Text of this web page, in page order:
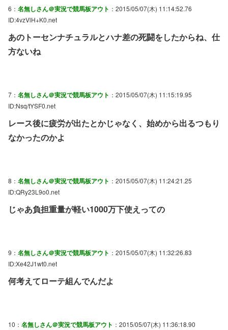
6： 名無しさん＠実況で競馬板アウト ：2015/05/07(木) 11:14:52.76
ID:4vzVlH+K0.net
あのトーセンナチュラルとハナ差の死闘をしたからね、仕
方ないね
7： 名無しさん＠実況で競馬板アウト ：2015/05/07(木) 11:15:19.95
ID:Nsq/tYSF0.net
レース後に疲労が出たとかじゃなく、始めから出るつもり
なかったのかよ
8： 名無しさん＠実況で競馬板アウト ：2015/05/07(木) 11:24:21.25
ID:QRy23L9o0.net
じゃあ負担重量が軽い1000万下使えっての
9： 名無しさん＠実況で競馬板アウト ：2015/05/07(木) 11:32:26.83
ID:Xe42J1wt0.net
何考えてローテ組んでんだよ
10： 名無しさん＠実況で競馬板アウト ：2015/05/07(木) 11:36:18.90